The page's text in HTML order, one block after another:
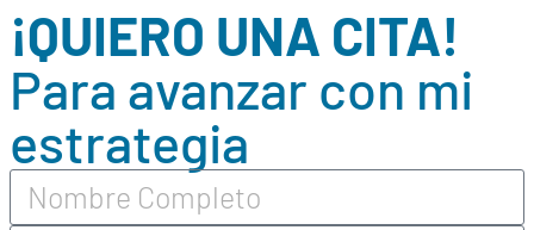
¡QUIERO UNA CITA!
Para avanzar con mi
estrategia